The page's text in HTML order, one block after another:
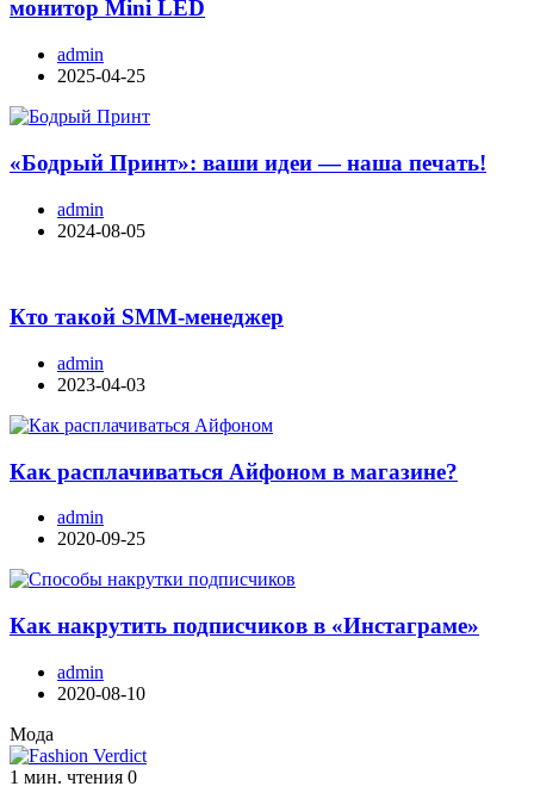
монитор Mini LED
admin
2025-04-25
«Бодрый Принт»: ваши идеи — наша печать!
admin
2024-08-05
Кто такой SMM-менеджер
admin
2023-04-03
Как расплачиваться Айфоном в магазине?
admin
2020-09-25
Как накрутить подписчиков в «Инстаграме»
admin
2020-08-10
Мода
1 мин. чтения 0